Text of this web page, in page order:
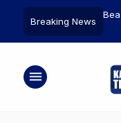
Breaking News
Bea Cukai Minta Tambahan
Anggaran Rp1 Triliun di 2026
menu